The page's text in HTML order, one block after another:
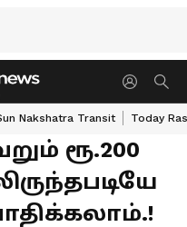
Nakshatra Transit Today
ரூ.200